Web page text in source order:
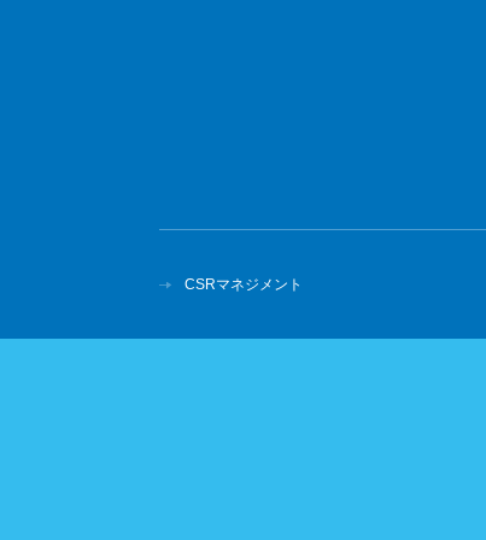
CSRマネジメント